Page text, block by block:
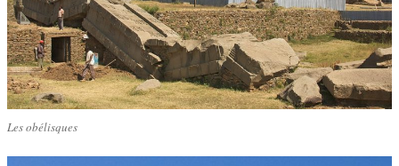
Les obélisques